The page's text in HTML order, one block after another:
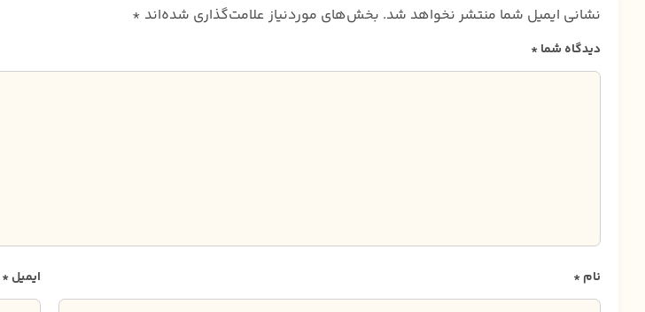
نشانی ایمیل شما منتشر نخواهد شد. بخش‌های موردنیاز علامت‌گذاری شده‌اند *
دیدگاه شما*
نام* ایمیل*